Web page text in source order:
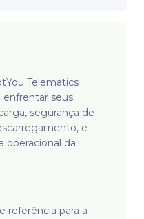
Telematics
enfrentar seus
segurança de
e
operacional da
referência para a